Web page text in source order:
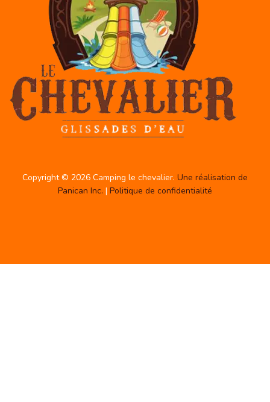
Copyright © 2026 Camping le chevalier. Une réalisation de
Panican Inc. | Politique de confidentialité